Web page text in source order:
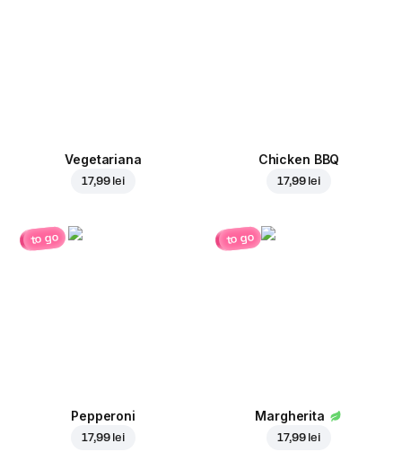
Vegetariana
17,99 lei
Chicken BBQ
17,99 lei
to go
Pepperoni
17,99 lei
to go
Margherita
17,99 lei